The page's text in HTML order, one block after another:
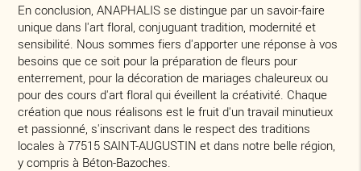
En conclusion, ANAPHALIS se distingue par un savoir-faire
unique dans l'art floral, conjuguant tradition, modernité et
sensibilité. Nous sommes fiers d'apporter une réponse à vos
besoins que ce soit pour la préparation de fleurs pour
enterrement, pour la décoration de mariages chaleureux ou
pour des cours d'art floral qui éveillent la créativité. Chaque
création que nous réalisons est le fruit d'un travail minutieux
et passionné, s'inscrivant dans le respect des traditions
locales à 77515 SAINT-AUGUSTIN et dans notre belle région,
y compris à Béton-Bazoches.